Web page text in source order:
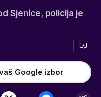
Sjenice, policija je
Google izbor